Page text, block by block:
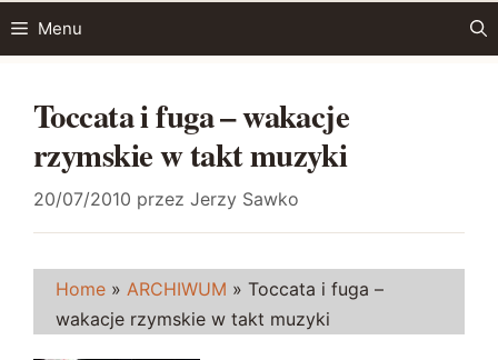
Menu
Toccata i fuga – wakacje
rzymskie w takt muzyki
20/07/2010 przez Jerzy Sawko
Home » ARCHIWUM » Toccata i fuga –
wakacje rzymskie w takt muzyki